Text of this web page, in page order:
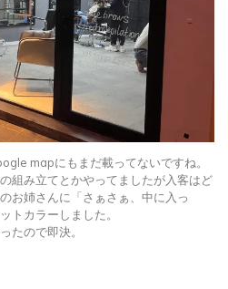
mapにもまだ載ってないですね。
組み立てとかやってましたが入客はど
お姉さんに「さぁさぁ、中に入っ
トカラーしました。
たので即決。